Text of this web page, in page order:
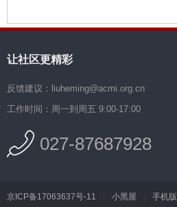
让社区更精彩
反馈建议：liuheming@acmi.org.cn
工作时间：周一到周五 9:00-17:00
027-87687928
京ICP备17063637号-11 小黑屋 手机版